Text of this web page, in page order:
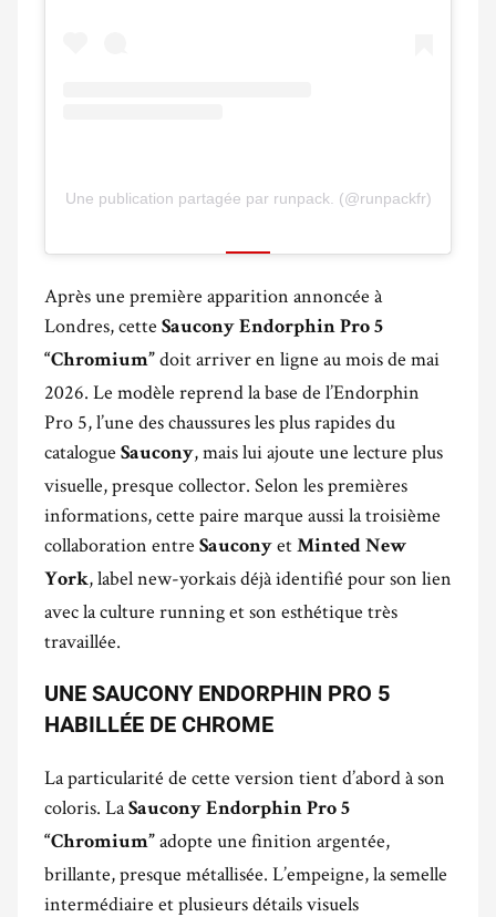
Une publication partagée par runpack. (@runpackfr)
Après une première apparition annoncée à
Londres, cette Saucony Endorphin Pro 5
“Chromium” doit arriver en ligne au mois de mai
2026. Le modèle reprend la base de l’Endorphin
Pro 5, l’une des chaussures les plus rapides du
catalogue Saucony, mais lui ajoute une lecture plus
visuelle, presque collector. Selon les premières
informations, cette paire marque aussi la troisième
collaboration entre Saucony et Minted New
York, label new-yorkais déjà identifié pour son lien
avec la culture running et son esthétique très
travaillée.
UNE SAUCONY ENDORPHIN PRO 5
HABILLÉE DE CHROME
La particularité de cette version tient d’abord à son
coloris. LaSaucony Endorphin Pro 5
“Chromium” adopte une finition argentée,
brillante, presque métallisée. L’empeigne, la semelle
intermédiaire et plusieurs détails visuels